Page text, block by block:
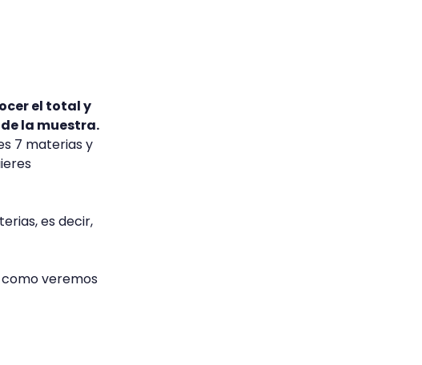
el total y
la muestra.
7 materias y
es decir,
como veremos